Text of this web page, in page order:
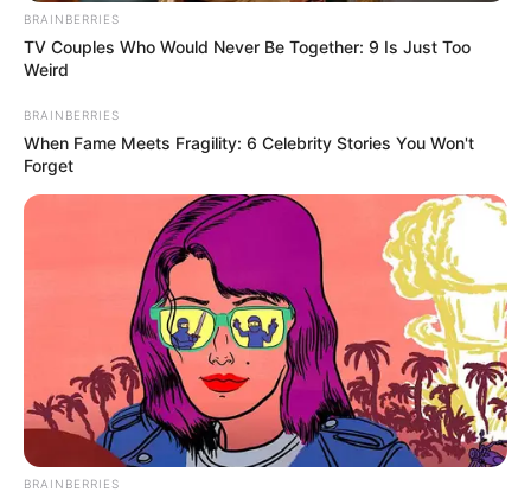
BRAINBERRIES
TV Couples Who Would Never Be Together: 9 Is Just Too
Weird
BRAINBERRIES
When Fame Meets Fragility: 6 Celebrity Stories You Won't
Forget
BRAINBERRIES